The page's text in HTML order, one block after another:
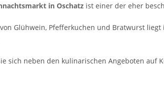
in Oschatz ist einer der eher
Glühwein, Pfefferkuchen und Bratwurst
sich neben den kulinarischen Angeboten auf